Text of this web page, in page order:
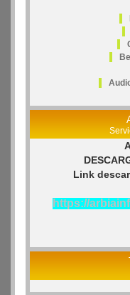
Link
https://